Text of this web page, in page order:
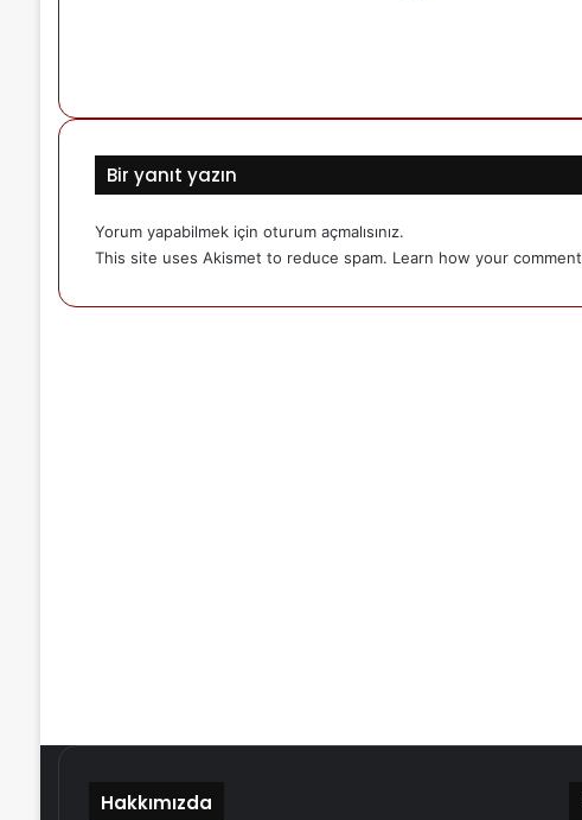
Bir yanıt yazın
Yorum yapabilmek için oturum açmalısınız.
This site uses Akismet to reduce spam. Learn how your
Hakkımızda